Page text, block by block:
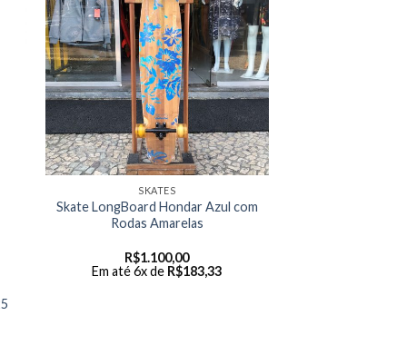
SKATES
Skate LongBoard Hondar Azul com
Rodas Amarelas
R$1.100,00
Em até 6x de R$183,33